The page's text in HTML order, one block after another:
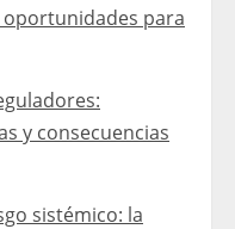
oportunidades para
y consecuencias
sistémico: la